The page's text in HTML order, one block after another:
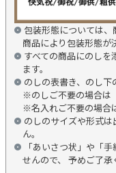
包装形態については、
商品により包装形態が
すべての商品にのし
ます。
のしの表書き、のし下
※のしご不要の場合は
※名入れご不要の場合
のしのサイズや形式
ん。
「あいさつ状」や「
せんので、 予めご了承